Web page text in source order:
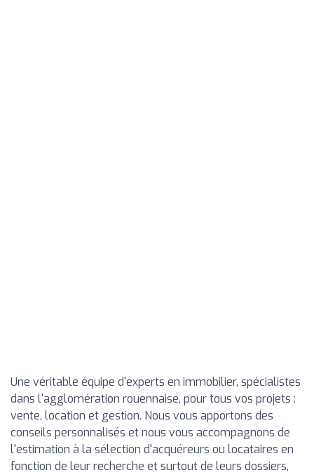
Une véritable équipe d'experts en immobilier, spécialistes
dans l'agglomération rouennaise, pour tous vos projets :
vente, location et gestion. Nous vous apportons des
conseils personnalisés et nous vous accompagnons de
l'estimation à la sélection d'acquéreurs ou locataires en
fonction de leur recherche et surtout de leurs dossiers,